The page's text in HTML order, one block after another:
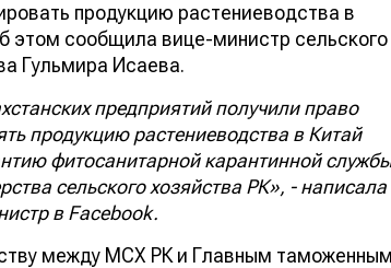
продукцию растениеводства в
этом сообщила вице-министр сельского
Гульмира Исаева.
предприятий получили право
продукцию растениеводства в Китай
фитосанитарной карантинной
сельского хозяйства РК», - написала
в Facebook.
между МСХ РК и Главным